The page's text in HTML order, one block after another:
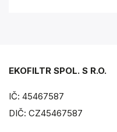
EKOFILTR SPOL. S R.O.
IČ: 45467587
DIČ: CZ45467587